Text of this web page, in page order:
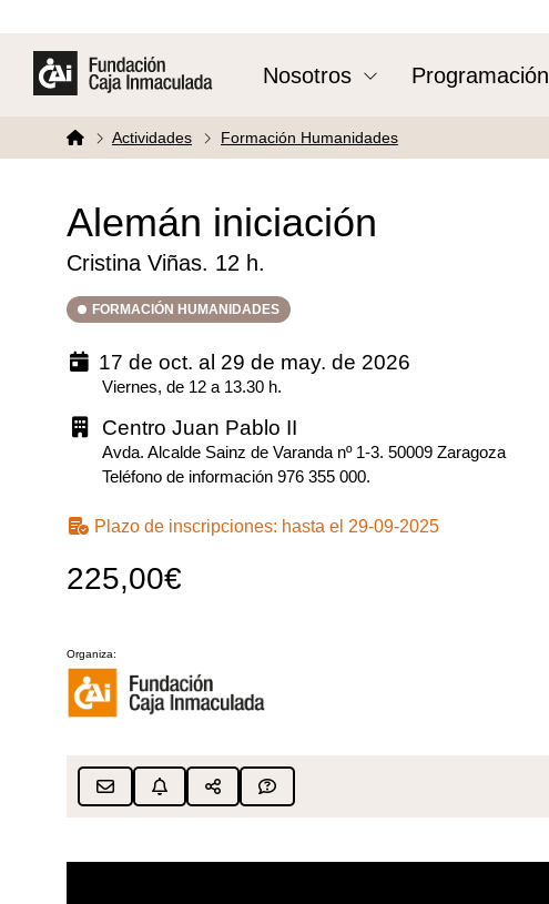
Nosotros Programación
Actividades Formación Humanidades
Alemán iniciación
Cristina Viñas. 12 h.
FORMACIÓN HUMANIDADES
17 de oct. al 29 de may. de 2026
Viernes, de 12 a 13.30 h.
Centro Juan Pablo II
Avda. Alcalde Sainz de Varanda nº 1-3. 50009 Zaragoza
Teléfono de información 976 355 000.
Plazo de inscripciones: hasta el 29-09-2025
225,00€
Organiza: